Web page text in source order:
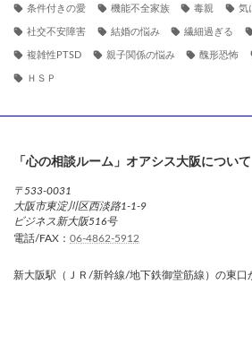
条件付きの愛 機能不全家族 毒親 気
社交不安障害 結婚の悩み 繊細過ぎる
複雑性PTSD 親子関係の悩み 醜形恐怖
ＨＳＰ
「心の相談ルーム」オアシス大阪について
〒533-0031
大阪市東淀川区西淡路1-1-9
ビジネス新大阪516号
電話/FAX： 06-4862-5912
新大阪駅（ＪＲ/新幹線/地下鉄御堂筋線）の東口